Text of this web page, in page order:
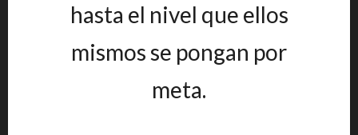
hasta el nivel que ellos
mismos se pongan por
meta.